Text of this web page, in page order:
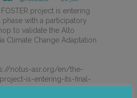
project is entering
phase with a participatory
to validate the Alto
Climate Change Adaptation
notus-asr.org/en/the-
is-entering-its-final-